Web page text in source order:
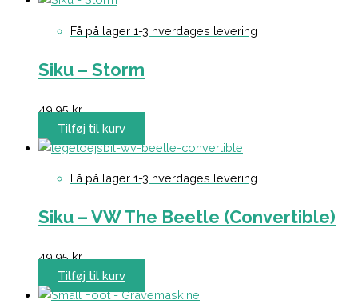
Få på lager 1-3 hverdages levering
Siku – Storm
49,95kr.
Tilføj til kurv
Få på lager 1-3 hverdages levering
Siku – VW The Beetle (Convertible)
49,95kr.
Tilføj til kurv